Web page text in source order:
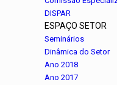
DISPAR
ESPAÇO SETOR
Seminários
Dinâmica do Setor
Ano 2018
Ano 2017